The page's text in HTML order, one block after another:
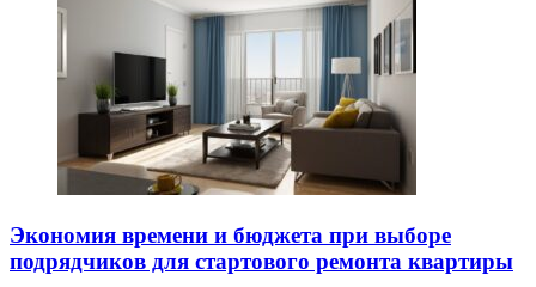
Экономия времени и бюджета при выборе
подрядчиков для стартового ремонта квартиры